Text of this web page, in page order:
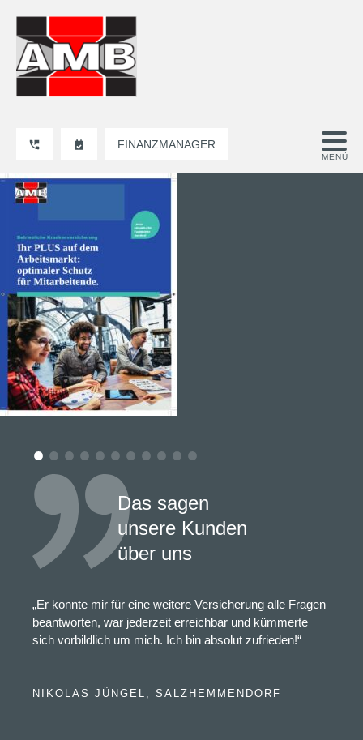
FINANZMANAGER
Das sagen
unsere Kunden
über uns
„Er konnte mir für eine weitere Versicherung alle Fragen
beantworten, war jederzeit erreichbar und kümmerte
sich vorbildlich um mich. Ich bin absolut zufrieden!“
NIKOLAS JÜNGEL, SALZHEMMENDORF